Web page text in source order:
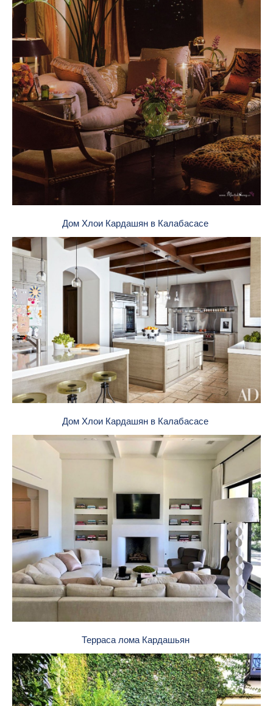
Дом Хлои Кардашян в Калабасасе
Дом Хлои Кардашян в Калабасасе
Терраса лома Кардашьян